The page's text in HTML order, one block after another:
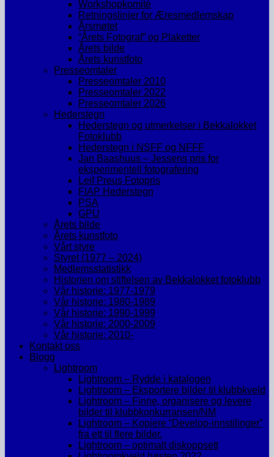
Workshopkomité
Retningslinjer for Æresmedlemskap
Årsmøtet
“Årets Fotograf” og Plaketter
Årets bilde
Årets kunstfoto
Presseomtaler
Presseomtaler 2010
Presseomtaler 2022
Presseomtaler 2026
Hederstegn
Hederstegn og utmerkelser i Bekkalokket
Fotoklubb
Hederstegn i NSFF og NFFF
Jan Baashuus – Jessens pris for
eksperimentell fotografering
Leif Preus Fotopris
FIAP Hederstegn
PSA
GPU
Årets bilde
Årets kunstfoto
Vårt styre
Styret (1977 – 2024)
Medlemsstatistikk
Historien om stiftelsen av Bekkalokket fotoklubb
Vår historie: 1977-1979
Vår historie: 1980-1989
Vår historie: 1990-1999
Vår historie: 2000-2009
Vår historie: 2010-
Kontakt oss
Blogg
Lightroom
Lightroom – Rydde i katalogen
Lightroom – Eksportere bilder til klubbkveld
Lightroom – Finne, organisere og levere
bilder til klubbkonkurransen/NM
Lightroom – Kopiere “Develop-innstilinger”
fra ett til flere bilder.
Lightroom – optimalt diskoppsett